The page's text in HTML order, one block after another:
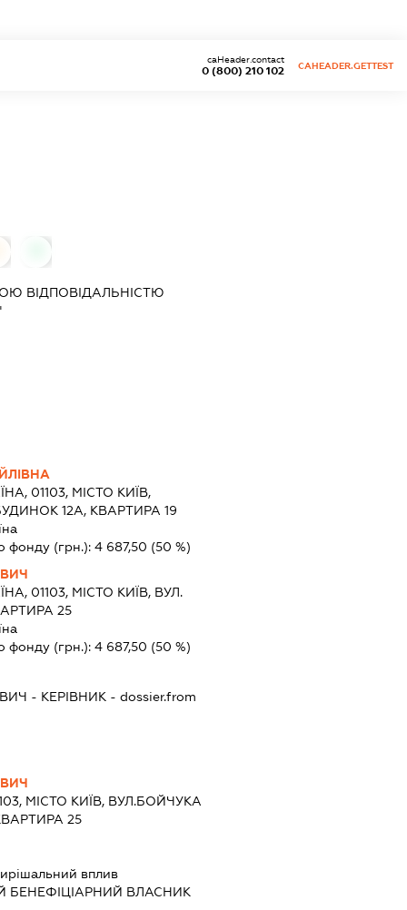
0 (800) 210 102
caHeader.contact
CAHEADER.GETTEST
ВІДПОВІДАЛЬНІСТЮ
01103, МІСТО КИЇВ,
12А, КВАРТИРА 19
фонду (грн.):4 687,50 (50 %)
01103, МІСТО КИЇВ, ВУЛ.
25
фонду (грн.):4 687,50 (50 %)
- КЕРІВНИК - dossier.from
МІСТО КИЇВ, ВУЛ.БОЙЧУКА
25
вплив
БЕНЕФІЦІАРНИЙ ВЛАСНИК